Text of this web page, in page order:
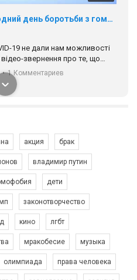
17 травня IDAHO. Міжнародний день боротьби з гомофобією трансфобією і біфобія.
19 не дали нам можливості
звернення про те, що
та не можемо зустрінеться, ми
цінності рівності та
Регіональні підрозділи
• 1 Комментариев
Зупинимо насильство проти ЛГБТ в Україні! Stop violence against LGBT in Ukraine!
ролік на конкурс PACT, який
акция брак
владимир путин
дети
законотворчество
кино лгбт
мракобесие музыка
олимпиада права человека